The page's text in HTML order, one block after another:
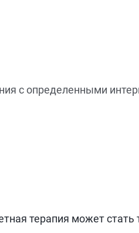
с определенными
терапия может стать